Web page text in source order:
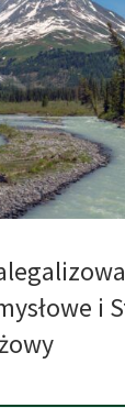
nowa era
uprawę konopi
jednocześnie
na celu
z naturą, oraz
to ma na celu
i